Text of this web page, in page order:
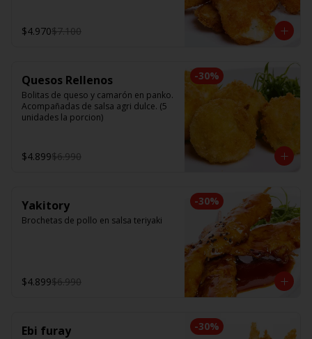
$4.970$7.100
-30%
Quesos Rellenos
Bolitas de queso y camarón en panko.
Acompañadas de salsa agri dulce. (5
unidades la porcion)
$4.899$6.990
-30%
Yakitory
Brochetas de pollo en salsa teriyaki
$4.899$6.990
-30%
Ebi furay